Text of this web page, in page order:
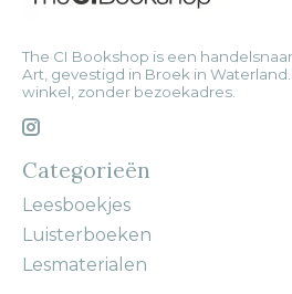
The CI Bookshop is een
Art, gevestigd in Broek in
winkel, zonder bezoekadres.
Categorieën
Leesboekjes
Luisterboeken
Lesmaterialen